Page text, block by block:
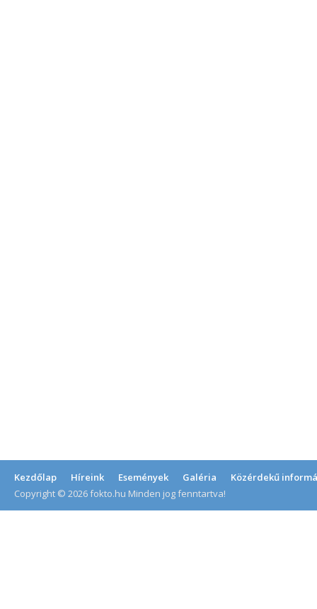
Kezdőlap Híreink Események Galéria
Közérdekű
Copyright © 2026 fokto.hu Minden jog fenntartva!